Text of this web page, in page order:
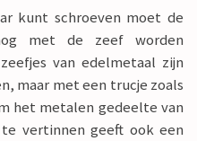
kunt schroeven moet de
met de zeef worden
van edelmetaal zijn
maar met een trucje zoals
het metalen gedeelte van
vertinnen geeft ook een